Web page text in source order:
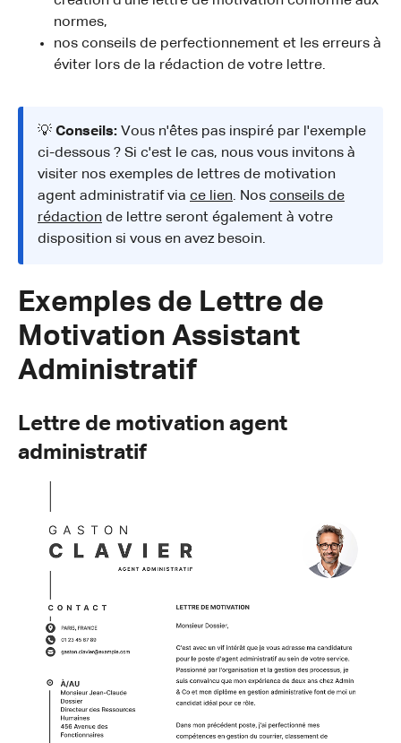
normes,
nos conseils de perfectionnement et les erreurs à
éviter lors de la rédaction de votre lettre.
💡 Conseils: Vous n'êtes pas inspiré par l'exemple
ci-dessous ? Si c'est le cas, nous vous invitons à
visiter nos exemples de lettres de motivation
agent administratif via ce lien. Nos conseils de
rédaction de lettre seront également à votre
disposition si vous en avez besoin.
Exemples de Lettre de
Motivation Assistant
Administratif
Lettre de motivation agent
administratif